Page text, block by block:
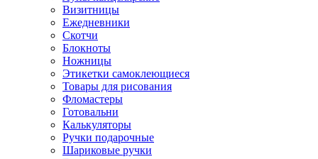
Визитницы
Ежедневники
Скотчи
Блокноты
Ножницы
Этикетки самоклеющиеся
Товары для рисования
Фломастеры
Готовальни
Калькуляторы
Ручки подарочные
Шариковые ручки